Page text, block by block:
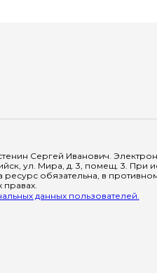
Сергей Иванович.
ул. Мира, д. 3, помещ. 3. При
обязательна, в
правах.
данных пользователей.